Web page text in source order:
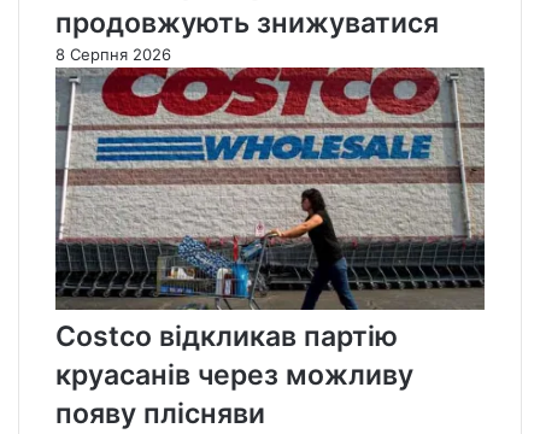
продовжують знижуватися
8 Серпня 2026
Costco відкликав партію
круасанів через можливу
появу плісняви